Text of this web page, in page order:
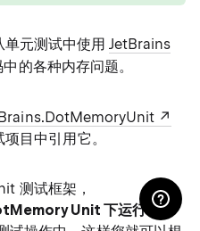
元测试中使用 JetBrains
的各种内存问题。
目中引用它。
测试框架，
Unit 下运行